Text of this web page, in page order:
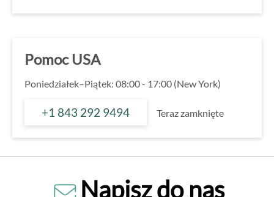
Pomoc USA
Poniedziałek–Piątek: 08:00 - 17:00 (New York)
+1 843 292 9494 Teraz zamknięte
Napisz do nas